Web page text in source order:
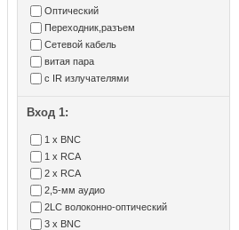
Оптический
Переходник,разъем
Сетевой кабель
витая пара
с IR излучателями
Вход 1:
1 x BNC
1 x RCA
2 x RCA
2,5-мм аудио
2LC волоконно-оптический
3 x BNC